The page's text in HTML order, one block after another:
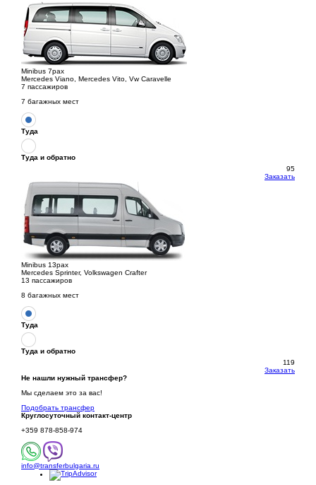
Minibus 7pax
Mercedes Viano, Mercedes Vito, Vw Caravelle
7 пассажиров
7 багажных мест
Туда
Туда и обратно
95
Заказать
Minibus 13pax
Mercedes Sprinter, Volkswagen Crafter
13 пассажиров
8 багажных мест
Туда
Туда и обратно
119
Заказать
Не нашли нужный трансфер?
Мы сделаем это за вас!
Подобрать трансфер
Круглосуточный контакт-центр
+359 878-858-974
info@transferbulgaria.ru